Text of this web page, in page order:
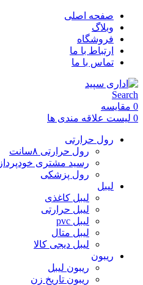
صفحه اصلی
وبلاگ
فروشگاه
ارتباط با ما
تماس با ما
Search
0 مقایسه
0 لیست علاقه مندی ها
رول حرارتی
رول حرارتی ۸سانت
رسید مشتری خودپرداز ATM
رول پزشکی
لیبل
لیبل کاغذی
لیبل حرارتی
لیبل pvc
لیبل متال
لیبل دیجی کالا
ریبون
ریبون لیبل
ریبون تاریخ زن